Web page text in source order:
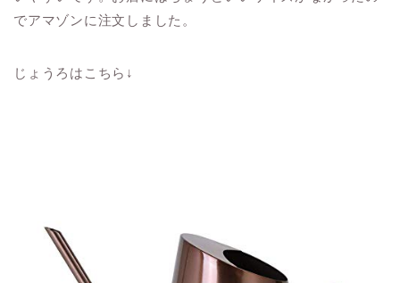
でアマゾンに注文しました。
じょうろはこちら↓